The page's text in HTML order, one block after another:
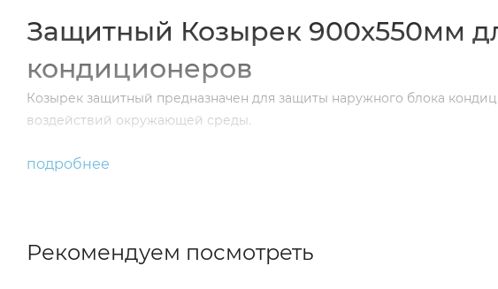
Защитный Козырек 900х550мм
кондиционеров
Козырек защитный предназначен для защиты наружного блока
воздействий окружающей среды.
подробнее
Рекомендуем посмотреть